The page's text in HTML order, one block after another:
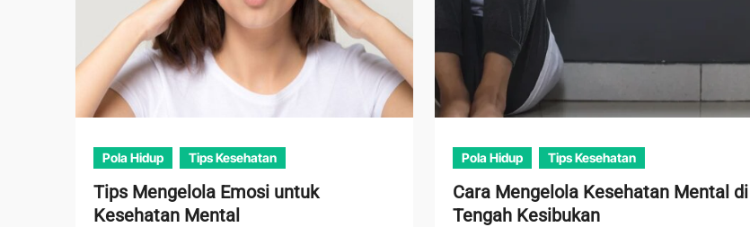
Pola Hidup Tips Kesehatan
Tips Mengelola Emosi untuk
Kesehatan Mental
Pola Hidup Tips Kesehatan
Cara Mengelola Kesehatan Mental di
Tengah Kesibukan